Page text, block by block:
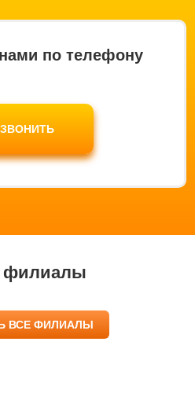
по телефону
ВСЕ ФИЛИАЛЫ